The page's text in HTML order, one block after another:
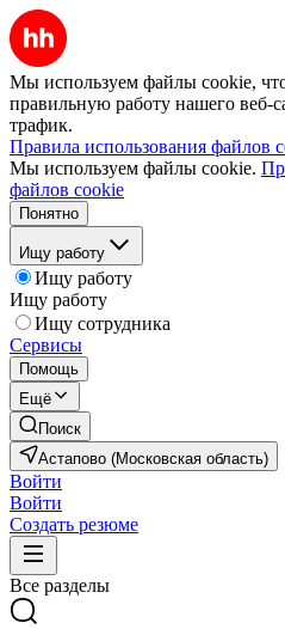
Мы используем файлы cookie,
правильную работу нашего веб-
трафик.
Правила использования файлов
Мы используем файлы cookie.
файлов cookie
Понятно
Ищу работу
Ищу работу
Ищу работу
Ищу сотрудника
Сервисы
Помощь
Ещё
Поиск
Астапово (Московская область)
Войти
Войти
Создать резюме
Все разделы